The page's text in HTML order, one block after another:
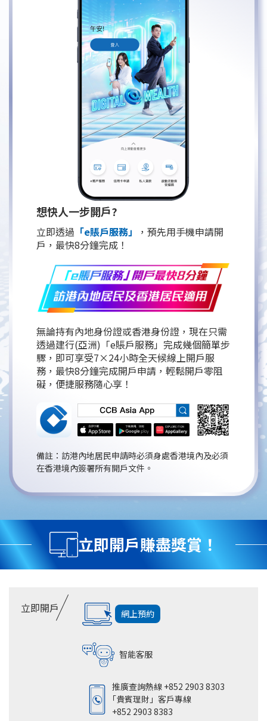
想快人一步開戶?
立即透過 「e賬戶服務」
，預先用手機申請開
戶，最快8分鐘完成！
無論持有內地身份證或香港身份證，現在只需
透過建行(亞洲)「e賬戶服務」完成幾個簡單步
驟，即可享受7×24小時全天候線上開戶服
務，最快8分鐘完成開戶申請，輕鬆開戶零阻
礙，便捷服務隨心享！
備註：訪港內地居民申請時必須身處香港境內及必須
在香港境內簽署所有開戶文件。
立即開戶賺盡獎賞！
立即開戶 網上預約
智能客服
推廣查詢熱線 +852 2903 8303
「貴賓理財」 客戶專線
+852 2903 8383